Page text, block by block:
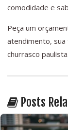
comodidade e
Peça um
atendimento,
churrasco paulista.
Posts